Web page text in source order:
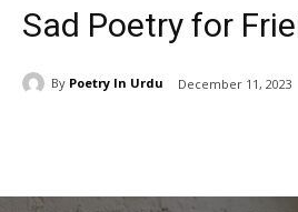
Sad Poetry for
By Poetry In Urdu December 11, 2023